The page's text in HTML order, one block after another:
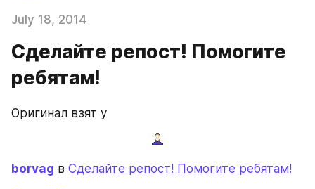
July 18, 2014
Сделайте репост! Помогите
ребятам!
Оригинал взят у
borvag в Сделайте репост! Помогите ребятам!